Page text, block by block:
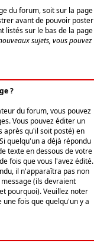
du forum, soit sur la page
avant de pouvoir poster
listés sur le bas de la page
sujets, vous pouvez
?
du forum, vous pouvez
Vous pouvez éditer un
après qu'il soit posté) en
quelqu'un a déjà répondu
texte en dessous de votre
fois que vous l'avez édité.
il n'apparaîtra pas non
(ils devraient
pourquoi). Veuillez noter
fois que quelqu'un y a